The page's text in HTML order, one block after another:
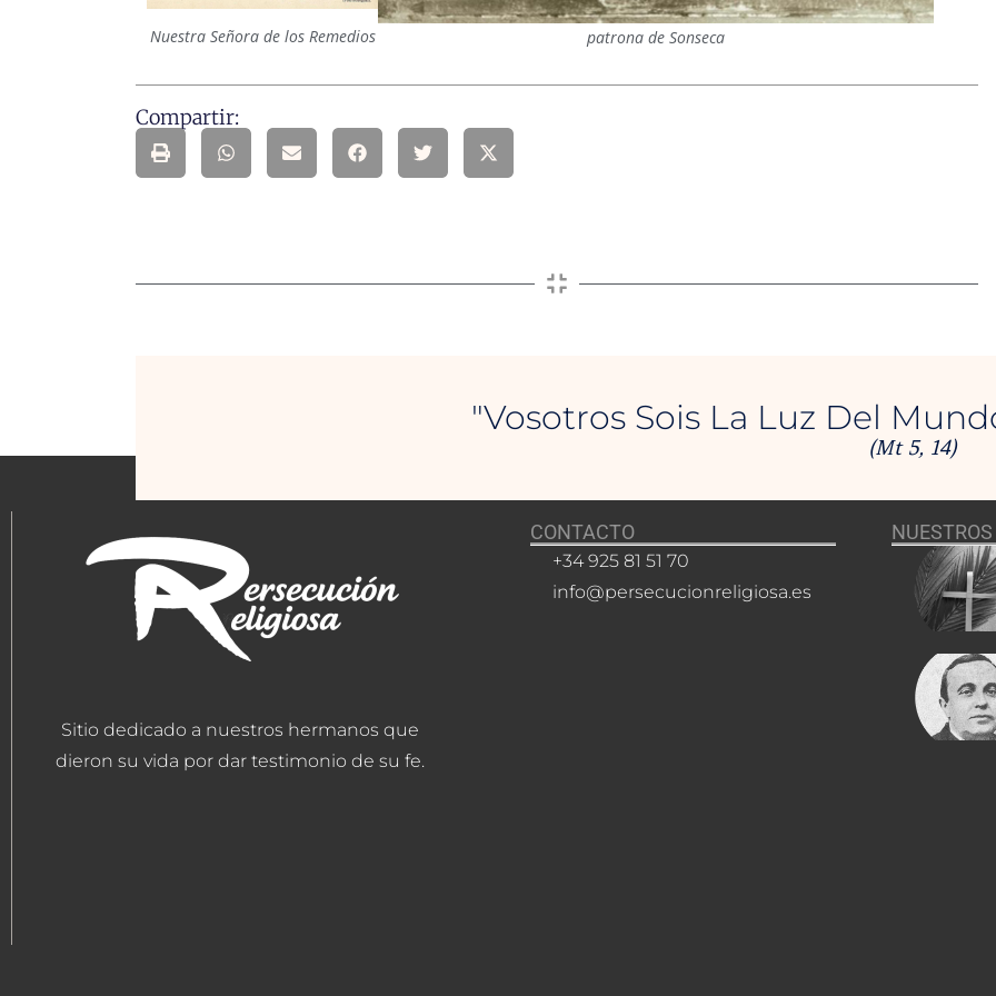
Nuestra Señora de los Remedios patrona de Sonseca
Compartir:
"Vosotros Sois La Luz Del
(Mt 5, 14)
Sitio dedicado a nuestros hermanos que
dieron su vida por dar testimonio de su fe.
CONTACTO
+34 925 81 51 70
info@persecucionreligiosa.es